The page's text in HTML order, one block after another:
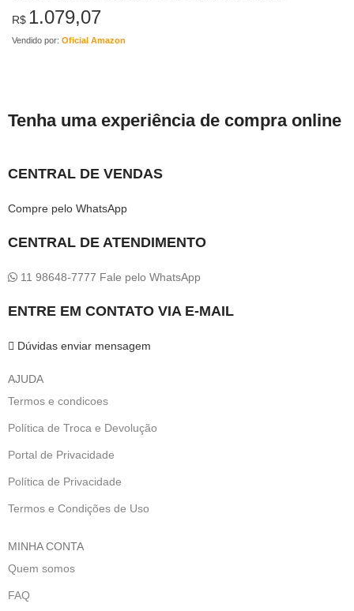
Processador…
R$ 1.079,07
Vendido por: Oficial Amazon
Tenha uma experiência de compra online
CENTRAL DE VENDAS
Compre pelo WhatsApp
CENTRAL DE ATENDIMENTO
11 98648-7777 Fale pelo WhatsApp
ENTRE EM CONTATO VIA E-MAIL
Dúvidas enviar mensagem
AJUDA
Termos e condicoes
Política de Troca e Devolução
Portal de Privacidade
Política de Privacidade
Termos e Condições de Uso
MINHA CONTA
Quem somos
FAQ